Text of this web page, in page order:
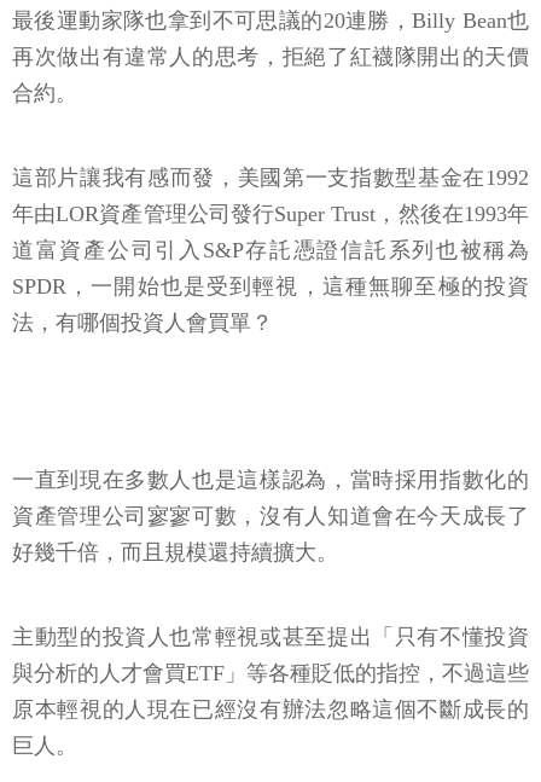
最後運動家隊也拿到不可思議的20連勝，Billy Bean也
再次做出有違常人的思考，拒絕了紅襪隊開出的天價
合約。
這部片讓我有感而發，美國第一支指數型基金在1992
年由LOR資產管理公司發行Super Trust，然後在1993年
道富資產公司引入S&P存託憑證信託系列也被稱為
SPDR，一開始也是受到輕視，這種無聊至極的投資
法，有哪個投資人會買單？
一直到現在多數人也是這樣認為，當時採用指數化的
資產管理公司寥寥可數，沒有人知道會在今天成長了
好幾千倍，而且規模還持續擴大。
主動型的投資人也常輕視或甚至提出「只有不懂投資
與分析的人才會買ETF」等各種貶低的指控，不過這些
原本輕視的人現在已經沒有辦法忽略這個不斷成長的
巨人。